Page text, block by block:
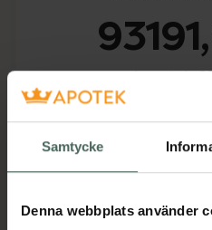
Samtycke
Denna webbplats använder
I apotek:
Köp via